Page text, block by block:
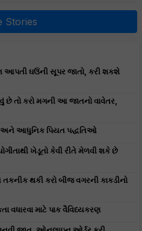
Stories
આપતી ઘઉંની સૂપર જાતો, કરી શકશે
છે તો કરો મગની આ જાતનો વાવેતર,
અને આધુનિક પિયત પદ્ધતિઓ
ખેડૂતો કેવી રીતે મેળવી શકે છે
થકી કરો બીજ વગરની કાકડીનો
વધારવા માટે પાક વૈવિધ્યકરણ